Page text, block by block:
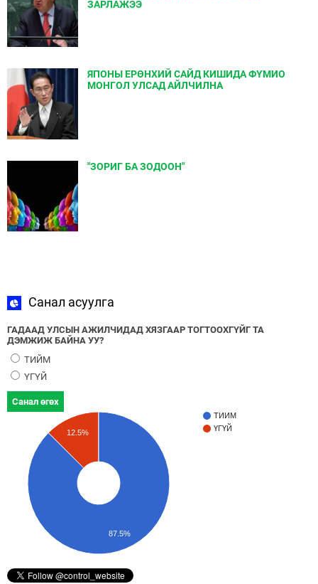
ЗАРЛАЖЭЭ
ЯПОНЫ ЕРӨНХИЙ САЙД КИШИДА ФҮМИО
МОНГОЛ УЛСАД АЙЛЧИЛНА
"ЗОРИГ БА ЗОДООН"
Санал асуулга
ГАДААД УЛСЫН АЖИЛЧИДАД ХЯЗГААР ТОГТООХГҮЙГ ТА
ДЭМЖИЖ БАЙНА УУ?
ТИЙМ
ҮГҮЙ
Санал өгөх
ТИЙМ
ҮГҮЙ
12.5%
87.5%